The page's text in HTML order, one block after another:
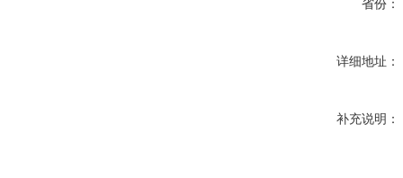
省份：
详细地址：
补充说明：